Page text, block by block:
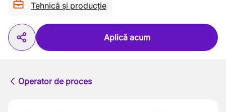
Tehnică și producție
Aplică acum
Operator de proces